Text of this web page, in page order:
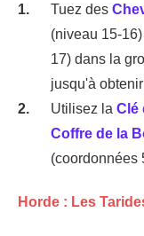
Tuez des
(niveau 15-
17) dans la
jusqu'à
Utilisez la Clé
Coffre de la
(coordonnées
Horde : Les